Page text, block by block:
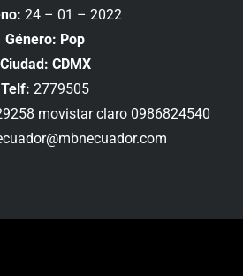
24 – 01 – 2022
Género: Pop
Ciudad: CDMX
Telf: 2779505
movistar claro 0986824540